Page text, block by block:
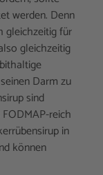
werden. Denn
gleichzeitig für
gleichzeitig
Darm zu
sind
reich
in
können